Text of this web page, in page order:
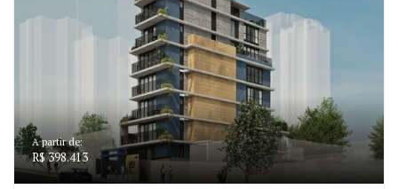
A partir de:
R$ 398.413